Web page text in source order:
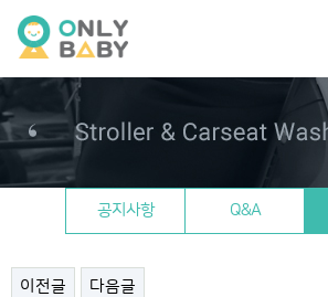
공지사항 Q&A
이전글 다음글